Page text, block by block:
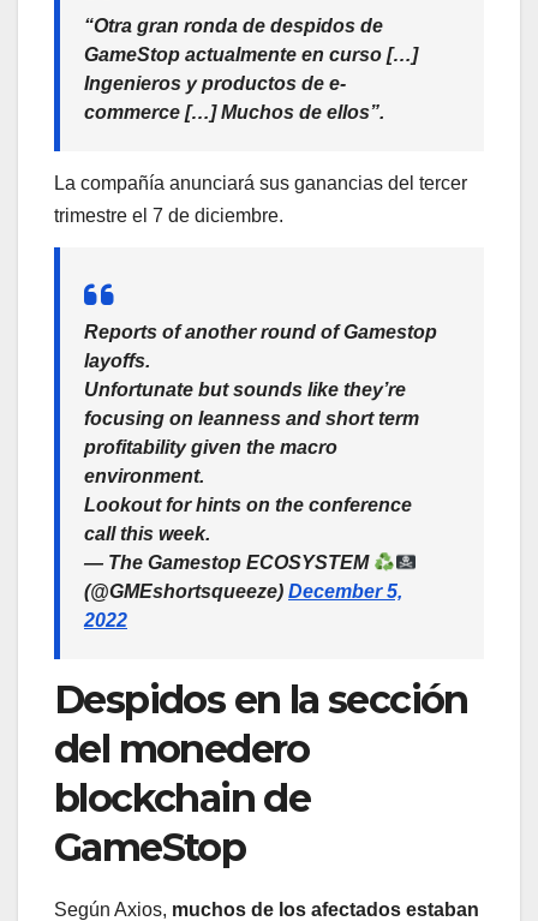
“Otra gran ronda de despidos de
GameStop actualmente en curso […]
Ingenieros y productos de e-
commerce […] Muchos de ellos”.
La compañía anunciará sus ganancias del tercer
trimestre el 7 de diciembre.
Reports of another round of Gamestop
layoffs.
Unfortunate but sounds like they’re
focusing on leanness and short term
profitability given the macro
environment.
Lookout for hints on the conference
call this week.
— The Gamestop ECOSYSTEM
(@GMEshortsqueeze) December 5,
2022
Despidos en la sección
del monedero
blockchain de
GameStop
Según Axios, muchos de los afectados estaban